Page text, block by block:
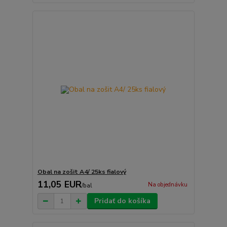
Obal na zošit A4/ 25ks fialový
11,05 EUR/bal Na objednávku
Pridať do košíka